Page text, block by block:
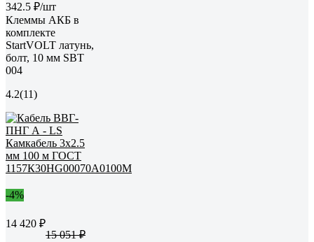
342.5 ₽/шт
Клеммы АКБ в
комплекте
StartVOLT латунь,
болт, 10 мм SBT
004
4.2(11)
-4%
14 420 ₽
15 051 ₽